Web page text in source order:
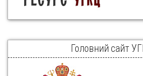
Головний сайт